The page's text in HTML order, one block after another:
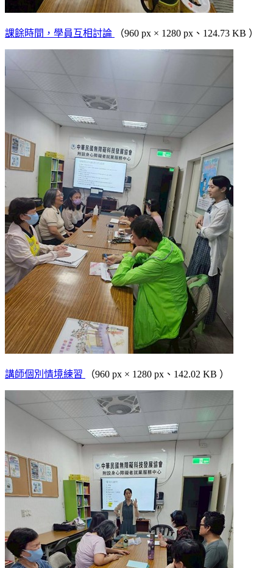
課餘時間，學員互相討論 （960 px × 1280 px、124.73 KB ）
講師個別情境練習 （960 px × 1280 px、142.02 KB ）